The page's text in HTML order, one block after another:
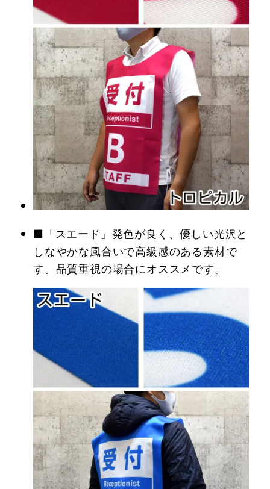
■「スエード」発色が良く、優しい光沢と
しなやかな風合いで高級感のある素材で
す。品質重視の場合にオススメです。